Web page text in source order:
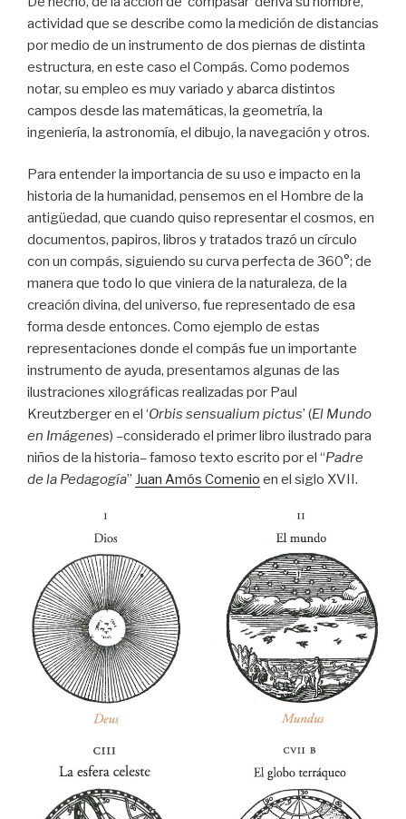
actividad que se describe como la medición de distancias
por medio de un instrumento de dos piernas de distinta
estructura, en este caso el Compás. Como podemos
notar, su empleo es muy variado y abarca distintos
campos desde las matemáticas, la geometría, la
ingeniería, la astronomía, el dibujo, la navegación y otros.
Para entender la importancia de su uso e impacto en la
historia de la humanidad, pensemos en el Hombre de la
antigüedad, que cuando quiso representar el cosmos, en
documentos, papiros, libros y tratados trazó un círculo
con un compás, siguiendo su curva perfecta de 360°; de
manera que todo lo que viniera de la naturaleza, de la
creación divina, del universo, fue representado de esa
forma desde entonces. Como ejemplo de estas
representaciones donde el compás fue un importante
instrumento de ayuda, presentamos algunas de las
ilustraciones xilográficas realizadas por Paul
Kreutzberger en el ‘Orbis sensualium pictus’ (El Mundo
en Imágenes) –considerado el primer libro ilustrado para
niños de la historia–famoso texto escrito por el “Padre
de la Pedagogía” Juan Amós Comenio en el siglo XVII.